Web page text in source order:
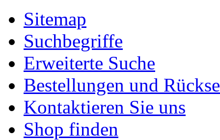
Sitemap
Suchbegriffe
Erweiterte Suche
Bestellungen und
Kontaktieren Sie uns
Shop finden